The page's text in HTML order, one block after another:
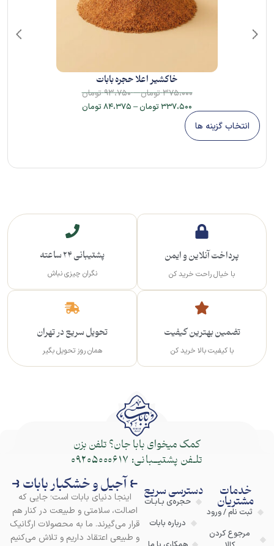
خاکشیر اعلا حجره بابات
۳۷۵،۰۰۰تومان–۹۳،۷۵۰تومان
۳۳۷،۵۰۰ تومان– ۸۴،۳۷۵ تومان
انتخاب گزینه ها
پرداخت آنلاین و ایمن
با خیال راحت خرید کن
پشتیبانی 24 ساعته
نگران چیزی نباش
تضمین بهترین کیفیت
با کیفیت بالا خرید کن
تحویل سریع در تهران
همان روز تحویل بگیر
کمک میخوای بابا جان؟ تلفن بزن
تلـفن پشتیــبانی: 09205000617
خدمات
مشتریان
ثبت نام / ورود
مرجوع کردن
⥼ آجیل و خشکبار بابات ⥽
اینجا دنیای بابات است؛ جایی که
اصالت، سلامتی و طبیعت در کنار هم
قرار می‌گیرند. ما به محصولات ارگانیک
و طبیعی اعتقاد داریم و تلاش می‌کنیم
دسترسی سریع
حجره‌ی بـابـات
درباره بابات